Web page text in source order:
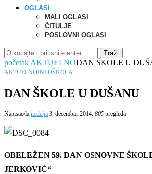
OGLASI
MALI OGLASI
ČITULJE
POSLOVNI OGLASI
Traži
početak AKTUELNODAN ŠKOLE U
AKTUELNOINFOŠKOLA
DAN ŠKOLE U DUŠANU
Napisao/la nedelja 3. decembar 2014. 805 pregleda
OBELEŽEN 59. DAN OSNOVNE
JERKOVIĆ“